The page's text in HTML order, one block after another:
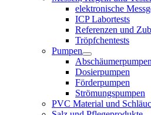
elektronische
ICP Labortests
Referenzen und
Tröpfchentests
Pumpen
Abschäumerpumpen
Dosierpumpen
Förderpumpen
Strömungspumpen
PVC Material und